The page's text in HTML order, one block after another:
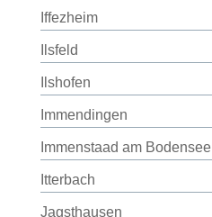
Iffezheim
Ilsfeld
Ilshofen
Immendingen
Immenstaad am Bodensee
Itterbach
Jagsthausen